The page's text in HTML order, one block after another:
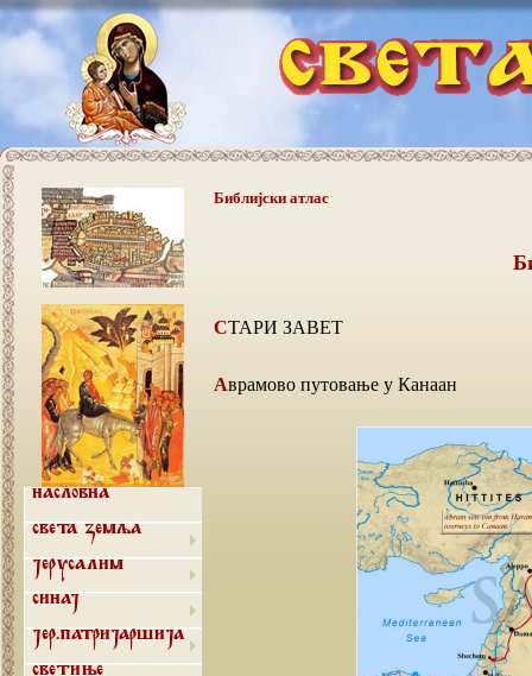
Насловна
Света земља
Јерусалим
Синај
Јер.патријаршија
Светиње
Библијски атлас
СТАРИ ЗАВЕТ
Аврамово путовање у Канаан